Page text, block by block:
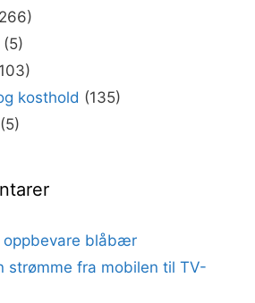
(5)
kosthold (135)
(5)
oppbevare blåbær
strømme fra mobilen til TV-